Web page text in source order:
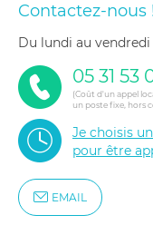
Contactez-nous
du lundi au vendredi
05 31 53
(Coût d'un appel
un poste fixe, hors
Je choisis
pour être
EMAIL